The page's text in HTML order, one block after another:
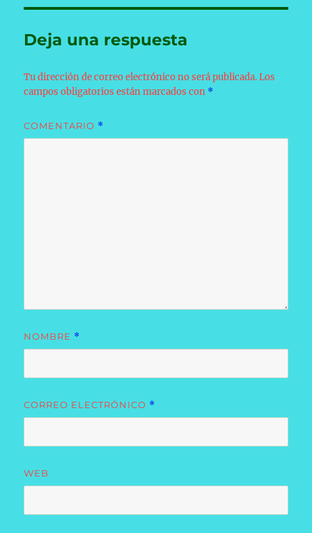
Deja una respuesta
Tu dirección de correo electrónico no será publicada. Los
campos obligatorios están marcados con *
COMENTARIO *
NOMBRE *
CORREO ELECTRÓNICO *
WEB